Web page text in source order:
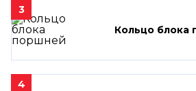
3
Кольцо блока
4